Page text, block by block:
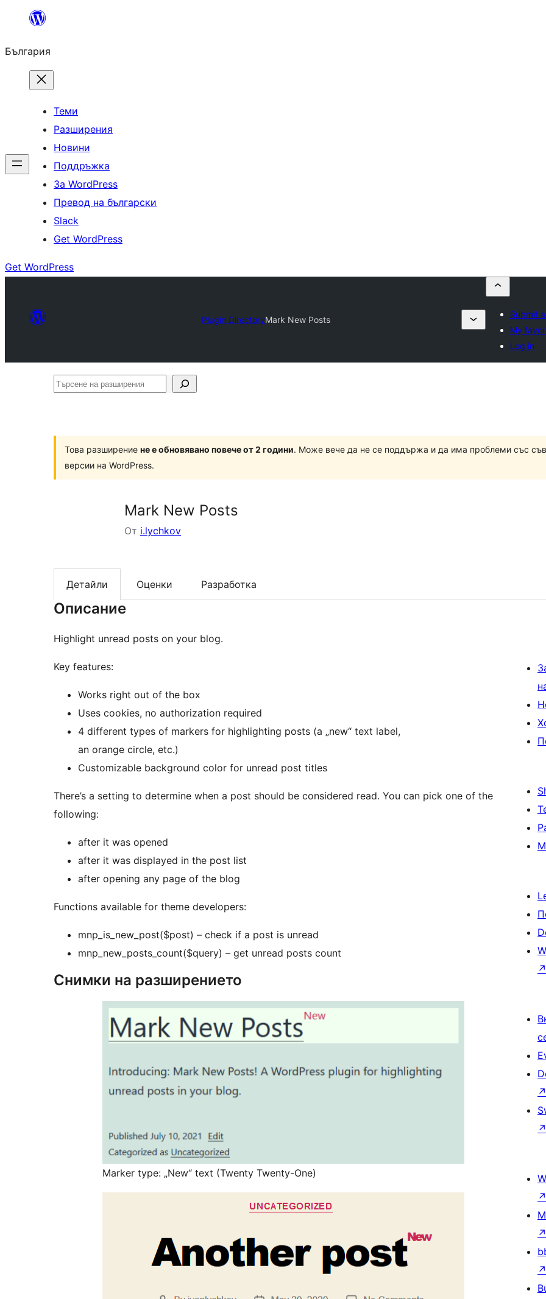
България
Теми
Разширения
Новини
Поддръжка
За WordPress
Превод на български
Slack
Get WordPress
Get WordPress
Plugin DirectoryMark New Posts
Submit
My
Log in
Търсене
Това разширение не е обновявано повече от 2 години. Може вече да не се поддържа и да има проблеми със
версии на WordPress.
Mark New Posts
От i.lychkov
Детайли Оценки Разработка
Описание
Highlight unread posts on your blog.
Key features:
Works right out of the box
Uses cookies, no authorization required
4 different types of markers for highlighting posts (a „new“ text label,
an orange circle, etc.)
Customizable background color for unread post titles
There’s a setting to determine when a post should be considered read. You can pick one of the
following:
after it was opened
after it was displayed in the post list
after opening any page of the blog
Functions available for theme developers:
mnp_is_new_post($post) – check if a post is unread
mnp_new_posts_count($query) – get unread posts count
Снимки на разширението
Marker type: „New“ text (Twenty Twenty-One)
↗
↗
↗
↗
↗
↗